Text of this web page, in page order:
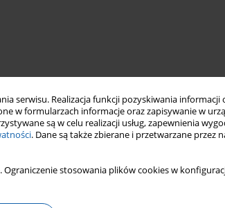
serwisu. Realizacja funkcji pozyskiwania informacji
w formularzach informacje oraz zapisywanie w
są w celu realizacji usług, zapewnienia
. Dane są także zbierane i przetwarzane przez
stosowania plików cookies w